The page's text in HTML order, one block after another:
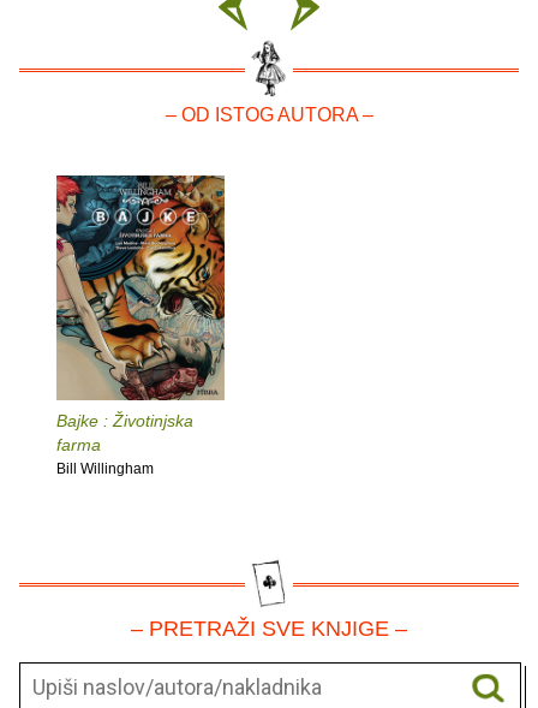
– OD ISTOG AUTORA –
Bajke : Životinjska
farma
Bill Willingham
– PRETRAŽI SVE KNJIGE –